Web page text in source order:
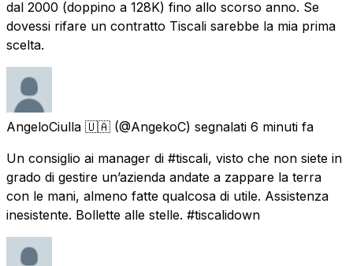
dal 2000 (doppino a 128K) fino allo scorso anno. Se
dovessi rifare un contratto Tiscali sarebbe la mia prima
scelta.
AngeloCiulla 🇺🇦 (@AngekoC) segnalati 6 minuti fa
Un consiglio ai manager di #tiscali, visto che non siete in
grado di gestire un’azienda andate a zappare la terra
con le mani, almeno fatte qualcosa di utile. Assistenza
inesistente. Bollette alle stelle. #tiscalidown